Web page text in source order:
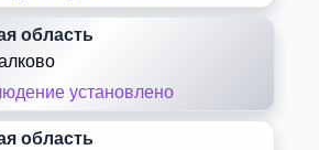
область
установлено
область